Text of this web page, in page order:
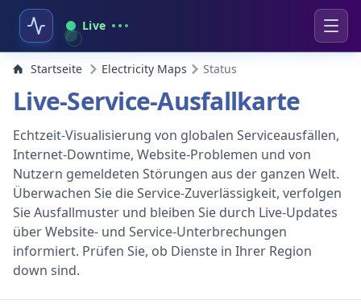
Live
Startseite Electricity Maps Status
Live-Service-Ausfallkarte
Echtzeit-Visualisierung von globalen Serviceausfällen,
Internet-Downtime, Website-Problemen und von
Nutzern gemeldeten Störungen aus der ganzen Welt.
Überwachen Sie die Service-Zuverlässigkeit, verfolgen
Sie Ausfallmuster und bleiben Sie durch Live-Updates
über Website- und Service-Unterbrechungen
informiert. Prüfen Sie, ob Dienste in Ihrer Region
down sind.